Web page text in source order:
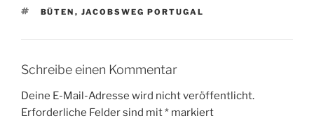
SCHLAGWÖRTER
BÜTEN , JACOBSWEG PORTUGAL
Schreibe einen Kommentar
Deine E-Mail-Adresse wird nicht veröffentlicht.
Erforderliche Felder sind mit* markiert